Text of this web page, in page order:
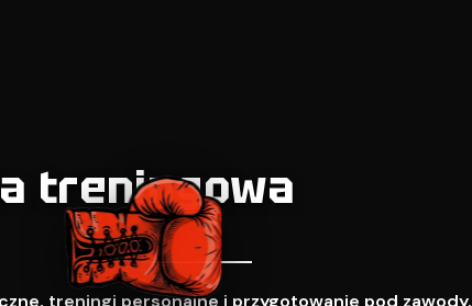
treningowa
treningi personalne i przygotowanie pod zawody.